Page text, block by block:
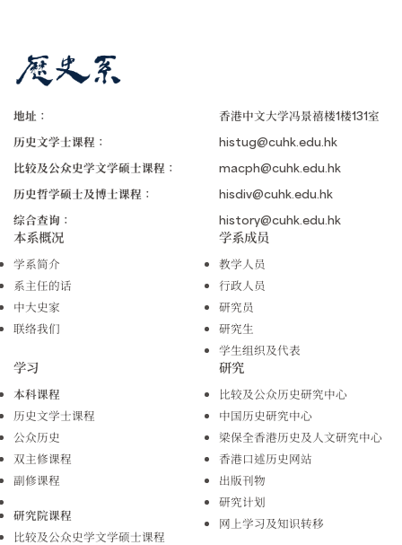
地址：
香港中文大学冯景禧楼1楼131室
历史文学士课程：
histug@cuhk.edu.hk
比较及公众史学文学硕士课程：
macph@cuhk.edu.hk
历史哲学硕士及博士课程：
hisdiv@cuhk.edu.hk
综合查询：
history@cuhk.edu.hk
本系概况
学系简介
系主任的话
中大史家
联络我们
学系成员
教学人员
行政人员
研究员
研究生
学生组织及代表
学习
本科课程
历史文学士课程
公众历史
双主修课程
副修课程
研究院课程
比较及公众史学文学硕士课程
研究
比较及公众历史研究中心
中国历史研究中心
梁保全香港历史及人文研究中心
香港口述历史网站
出版刊物
研究计划
网上学习及知识转移